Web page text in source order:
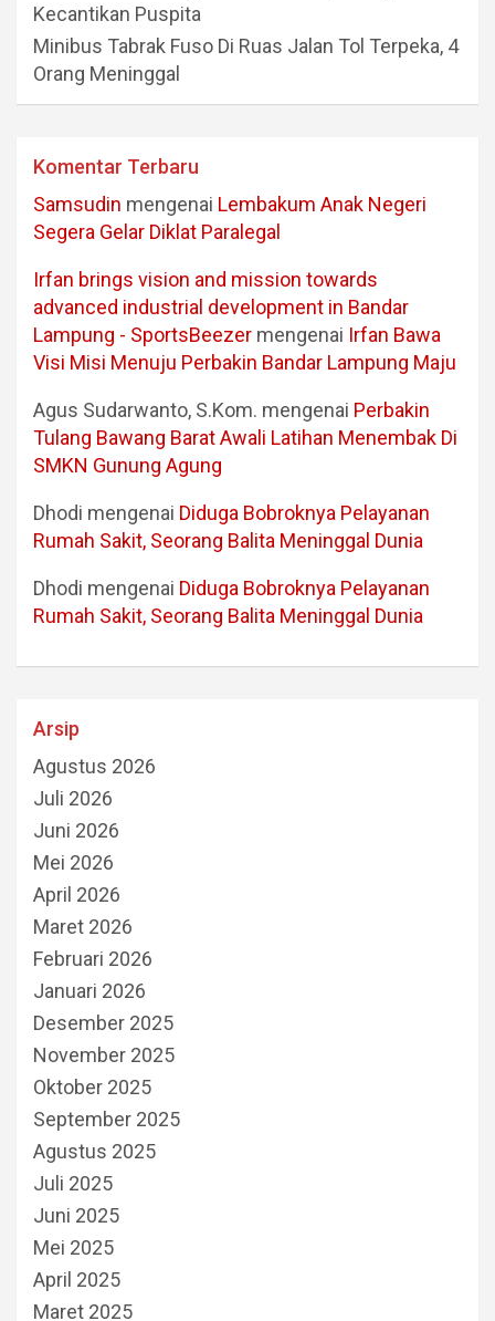
Kecantikan Puspita
Minibus Tabrak Fuso Di Ruas Jalan Tol Terpeka, 4
Orang Meninggal
Komentar Terbaru
Samsudin mengenai Lembakum Anak Negeri
Segera Gelar Diklat Paralegal
Irfan brings vision and mission towards
advanced industrial development in Bandar
Lampung - SportsBeezer mengenai Irfan Bawa
Visi Misi Menuju Perbakin Bandar Lampung Maju
Agus Sudarwanto, S.Kom. mengenai Perbakin
Tulang Bawang Barat Awali Latihan Menembak Di
SMKN Gunung Agung
Dhodi mengenai Diduga Bobroknya Pelayanan
Rumah Sakit, Seorang Balita Meninggal Dunia
Dhodi mengenai Diduga Bobroknya Pelayanan
Rumah Sakit, Seorang Balita Meninggal Dunia
Arsip
Agustus 2026
Juli 2026
Juni 2026
Mei 2026
April 2026
Maret 2026
Februari 2026
Januari 2026
Desember 2025
November 2025
Oktober 2025
September 2025
Agustus 2025
Juli 2025
Juni 2025
Mei 2025
April 2025
Maret 2025